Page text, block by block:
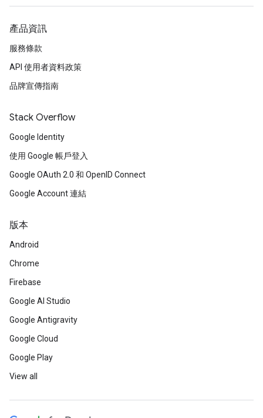
產品資訊
服務條款
API 使用者資料政策
品牌宣傳指南
Stack Overflow
Google Identity
使用 Google 帳戶登入
Google OAuth 2.0 和 OpenID Connect
Google Account 連結
版本
Android
Chrome
Firebase
Google AI Studio
Google Antigravity
Google Cloud
Google Play
View all